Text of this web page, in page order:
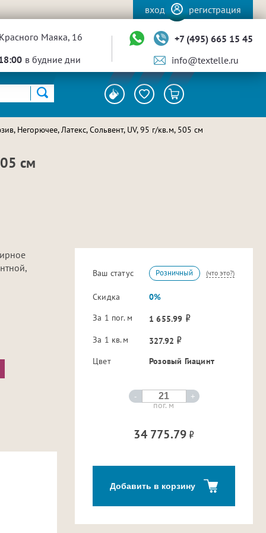
вход регистрация
Маяка, 16
в будние дни
+7 (495) 665 15 45
info@textelle.ru
Негорючее, Латекс, Сольвент, UV, 95 г/кв.м, 505 см
см
Ваш статус Розничный (что это?)
Скидка
0%
За 1 пог. м
1 655.99
За 1 кв.м
327.92
Цвет
Розовый Гиацинт
- +
пог. м
34 775.79
Добавить в корзину